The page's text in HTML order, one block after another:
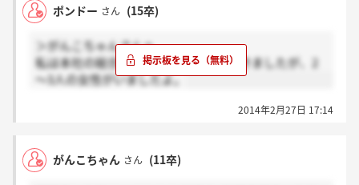
ポンドー さん (15卒)
＞がんこちゃんさんへ
私は本社の総合職事務系の説明会に行きましたが、2
～3人の女性がいましたよ。
2014年2月27日 17:14
がんこちゃん さん (11卒)